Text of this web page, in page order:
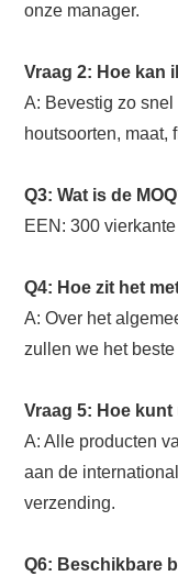
onze manager.
Vraag 2: Hoe kan
A: Bevestig zo
houtsoorten, maat,
Q3: Wat is de
EEN: 300 vierkante
Q4: Hoe zit het
A: Over het
zullen we het
Vraag 5: Hoe
A: Alle producten
aan de
verzending.
Q6: Beschikbare